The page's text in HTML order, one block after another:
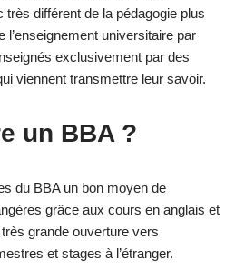
très différent de la pédagogie plus
l’enseignement universitaire par
exclusivement par des
viennent transmettre leur savoir.
un BBA ?
du BBA un bon moyen de
grâce aux cours en anglais et
grande ouverture vers
et stages à l’étranger.